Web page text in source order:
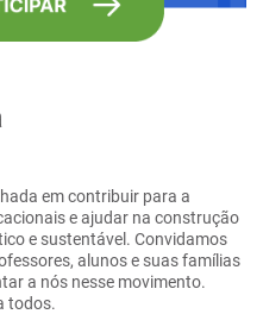
em contribuir para a
e ajudar na construção
e sustentável. Convidamos
alunos e suas famílias
a nós nesse movimento.
todos.